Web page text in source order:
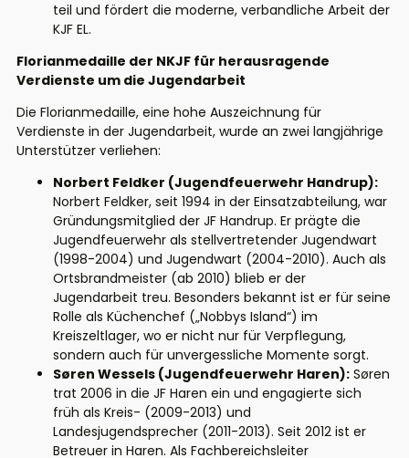
teil und fördert die moderne, verbandliche Arbeit der
KJF EL.
Florianmedaille der NKJF für herausragende
Verdienste um die Jugendarbeit
Die Florianmedaille, eine hohe Auszeichnung für
Verdienste in der Jugendarbeit, wurde an zwei langjährige
Unterstützer verliehen:
Norbert Feldker (Jugendfeuerwehr Handrup):
Norbert Feldker, seit 1994 in der Einsatzabteilung, war
Gründungsmitglied der JF Handrup. Er prägte die
Jugendfeuerwehr als stellvertretender Jugendwart
(1998-2004) und Jugendwart (2004-2010). Auch als
Ortsbrandmeister (ab 2010) blieb er der
Jugendarbeit treu. Besonders bekannt ist er für seine
Rolle als Küchenchef („Nobbys Island“) im
Kreiszeltlager, wo er nicht nur für Verpflegung,
sondern auch für unvergessliche Momente sorgt.
Søren Wessels (Jugendfeuerwehr Haren): Søren
trat 2006 in die JF Haren ein und engagierte sich
früh als Kreis- (2009-2013) und
Landesjugendsprecher (2011-2013). Seit 2012 ist er
Betreuer in Haren. Als Fachbereichsleiter